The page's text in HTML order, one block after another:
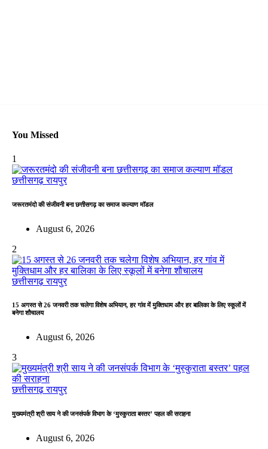
You Missed
1
छत्तीसगढ़रायपुर
जरूरतमंदो की संजीवनी बना छत्तीसगढ़ का समाज कल्याण मॉडल
August 6, 2026
2
छत्तीसगढ़रायपुर
15 अगस्त से 26 जनवरी तक चलेगा विशेष अभियान, हर गांव में मुक्तिधाम और हर बालिका के लिए स्कूलों में
बनेगा शौचालय
August 6, 2026
3
छत्तीसगढ़रायपुर
मुख्यमंत्री श्री साय ने की जनसंपर्क विभाग के ‘मुस्कुराता बस्तर’ पहल की सराहना
August 6, 2026